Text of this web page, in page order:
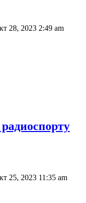
28, 2023 2:49 am
25, 2023 11:35 am